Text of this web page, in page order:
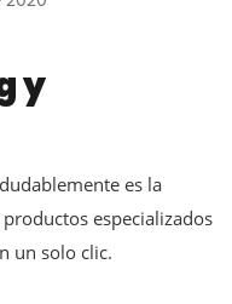
y
es la
especializados
un solo clic.